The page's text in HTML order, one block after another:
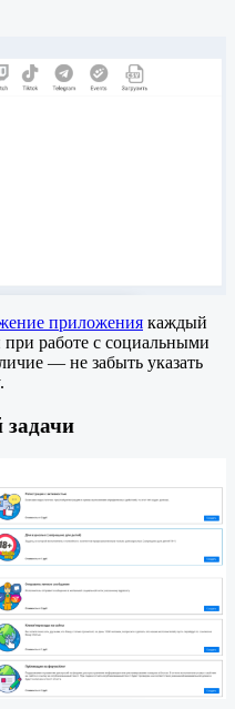
приложения каждый
при работе с социальными
— не забыть указать
задачи